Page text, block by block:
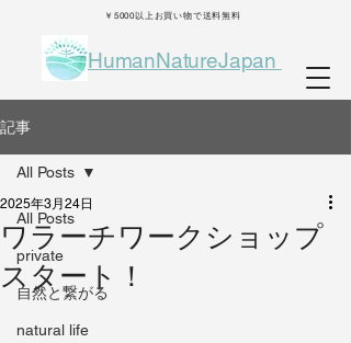
HumanNatureJapan
￥5000以上お買い物で送料無料
記事
All Posts
private
自然と繋がる
natural life
All Posts
ワラーチワークショップ
スタート！
2025年3月24日